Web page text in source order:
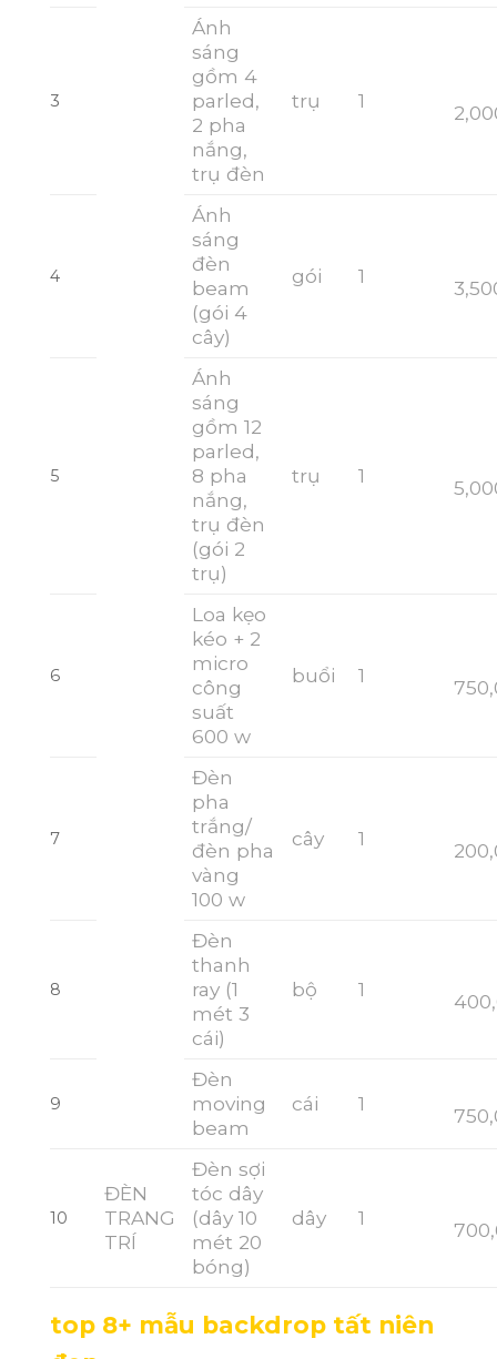
3
Ánh
sáng
gồm 4
parled,
2 pha
nắng,
trụ đèn
trụ 1
4
Ánh
sáng
đèn
beam
(gói 4
cây)
gói 1
5
Ánh
sáng
gồm 12
parled,
8 pha
nắng,
trụ đèn
(gói 2
trụ)
trụ 1
6
Loa kẹo
kéo + 2
micro
công
suất
600 w
buổi 1
7
Đèn
pha
trắng/
đèn pha
vàng
100 w
cây 1
8
Đèn
thanh
ray (1
mét 3
cái)
bộ 1
9
Đèn
moving
beam
cái 1
10
ĐÈN
TRANG
TRÍ
Đèn sợi
tóc dây
(dây 10
mét 20
bóng)
dây 1
top 8+ mẫu backdrop tất niên